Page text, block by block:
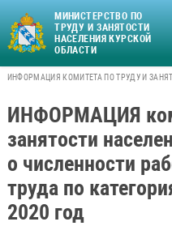
МИНИСТЕРСТВО ПО
ТРУДУ И ЗАНЯТОСТИ
НАСЕЛЕНИЯ КУРСКОЙ
ОБЛАСТИ
ИНФОРМАЦИЯ КОМИТЕТА ПО ТРУДУ И
ИНФОРМАЦИЯ
занятости
о численности
труда по
2020 год